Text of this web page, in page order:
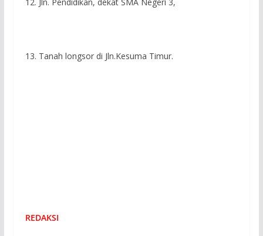
12. Jln. Pendidikan, dekat SMA Negeri 3,
13. Tanah longsor di Jln.Kesuma Timur.
REDAKSI